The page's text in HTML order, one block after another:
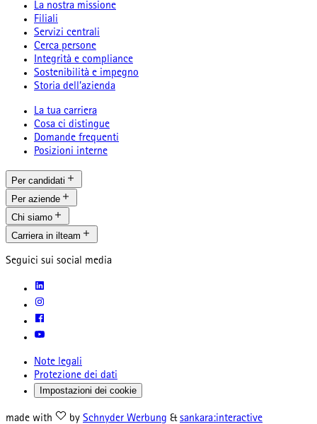
La nostra missione
Filiali
Servizi centrali
Cerca persone
Integrità e compliance
Sostenibilità e impegno
Storia dell’azienda
La tua carriera
Cosa ci distingue
Domande frequenti
Posizioni interne
Per candidati
Per aziende
Chi siamo
Carriera in ilteam
Seguici sui social media
Note legali
Protezione dei dati
Impostazioni dei cookie
made with by Schnyder Werbung & sankara:interactive